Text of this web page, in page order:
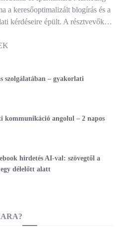
a keresőoptimalizált blogírás és a
kérdéseire épült. A résztvevők…
szolgálatában – gyakorlati
kommunikáció angolul – 2 napos
hirdetés AI-val: szövegtől a
délelőtt alatt